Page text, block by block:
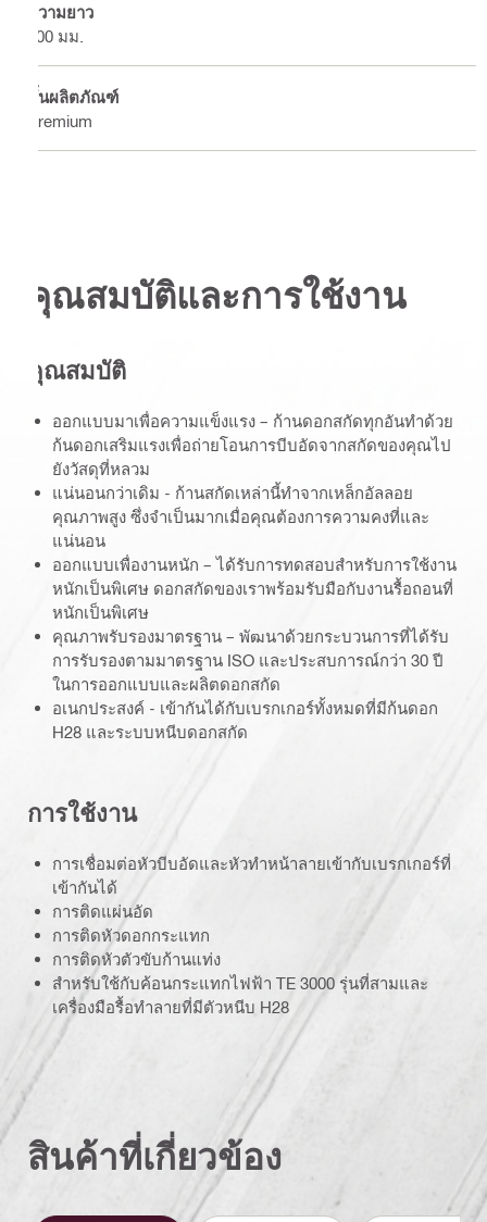
ความยาว
400 มม.
ชั้นผลิตภัณฑ์
Premium
คุณสมบัติและการใช้งาน
คุณสมบัติ
ออกแบบมาเพื่อความแข็งแรง – ก้านดอกสกัดทุกอันทำด้วย
ก้นดอกเสริมแรงเพื่อถ่ายโอนการบีบอัดจากสกัดของคุณไป
ยังวัสดุที่หลวม
แน่นอนกว่าเดิม - ก้านสกัดเหล่านี้ทำจากเหล็กอัลลอย
คุณภาพสูง ซึ่งจำเป็นมากเมื่อคุณต้องการความคงที่และ
แน่นอน
ออกแบบเพื่องานหนัก – ได้รับการทดสอบสำหรับการใช้งาน
หนักเป็นพิเศษ ดอกสกัดของเราพร้อมรับมือกับงานรื้อถอนที่
หนักเป็นพิเศษ
คุณภาพรับรองมาตรฐาน – พัฒนาด้วยกระบวนการที่ได้รับ
การรับรองตามมาตรฐาน ISO และประสบการณ์กว่า 30 ปี
ในการออกแบบและผลิตดอกสกัด
อเนกประสงค์ - เข้ากันได้กับเบรกเกอร์ทั้งหมดที่มีก้นดอก
H28 และระบบหนีบดอกสกัด
การใช้งาน
การเชื่อมต่อหัวบีบอัดและหัวทำหน้าลายเข้ากับเบรกเกอร์ที่
เข้ากันได้
การติดแผ่นอัด
การติดหัวดอกกระแทก
การติดหัวตัวขับก้านแท่ง
สำหรับใช้กับค้อนกระแทกไฟฟ้า TE 3000 รุ่นที่สามและ
เครื่องมือรื้อทำลายที่มีตัวหนีบ H28
สินค้าที่เกี่ยวข้อง